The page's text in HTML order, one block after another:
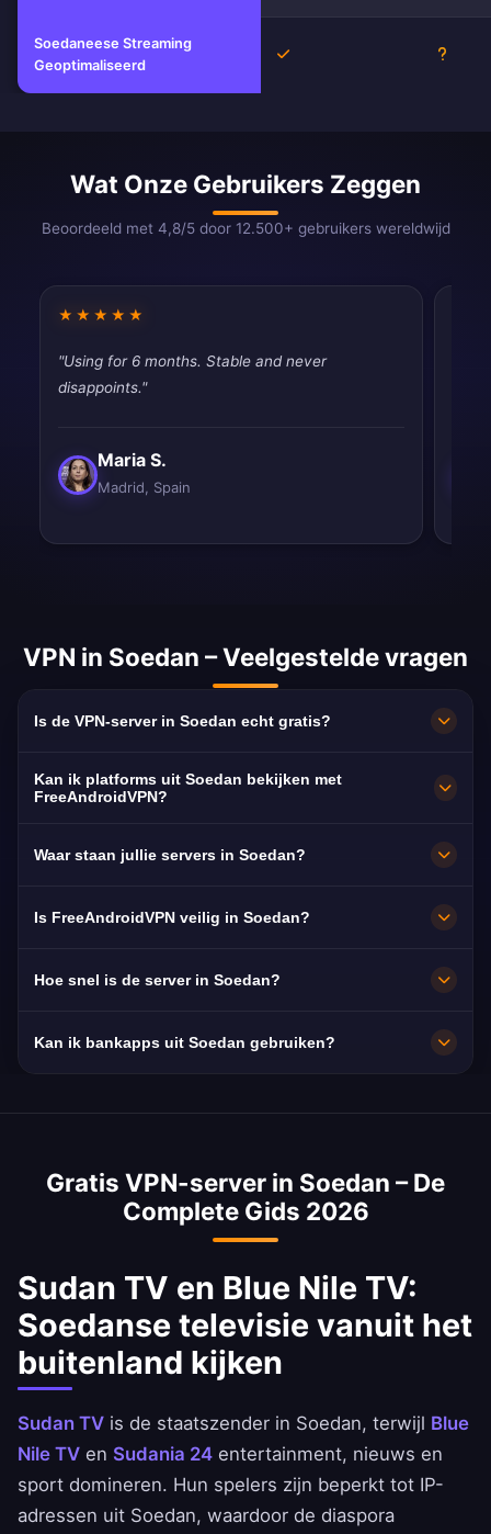
Soedaneese Streaming
Geoptimaliseerd
Ja
Wat Onze Gebruikers Zeggen
Beoordeeld met 4,8/5 door 12.500+ gebruikers wereldwijd
★★★★★
"Using for 6 months. Stable and never
disappoints."
Maria S.
Madrid, Spain
VPN in Soedan – Veelgestelde vragen
Is de VPN-server in Soedan echt gratis?
abonnement, creditcard of registratie, met
Kan ik platforms uit Soedan bekijken met
FreeAndroidVPN?
TV, Blue Nile TV en Sudania 24, doorgaans in
Waar staan jullie servers in Soedan?
Gbps en schakelen automatisch over naar de
Is FreeAndroidVPN veilig in Soedan?
Hoe snel is de server in Soedan?
gemiddelde snelheid in Soedan is 12 Mbps,
Kan ik bankapps uit Soedan gebruiken?
Omdurman National Bank zijn bereikbaar met
voorwaarden van je bank.
Gratis VPN-server in Soedan – De
Complete Gids 2026
Sudan TV en Blue Nile TV:
Soedanse televisie vanuit het
buitenland kijken
Sudan TV is de staatszender in Soedan, terwijl Blue
Nile TV en Sudania 24 entertainment, nieuws en
sport domineren. Hun spelers zijn beperkt tot IP-
adressen uit Soedan, waardoor de diaspora